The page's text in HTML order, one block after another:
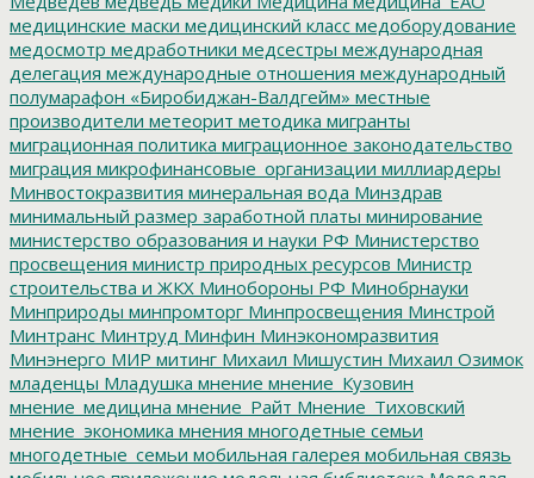
медицинские маски медицинский класс медоборудование
медосмотр медработники медсестры международная
делегация международные отношения международный
полумарафон «Биробиджан-Валдгейм» местные
производители метеорит методика мигранты
миграционная политика миграционное законодательство
миграция микрофинансовые_организации миллиардеры
Минвостокразвития минеральная вода Минздрав
минимальный размер заработной платы минирование
министерство образования и науки РФ Министерство
просвещения министр природных ресурсов Министр
строительства и ЖКХ Минобороны РФ Минобрнауки
Минприроды минпромторг Минпросвещения Минстрой
Минтранс Минтруд Минфин Минэкономразвития
Минэнерго МИР митинг Михаил Мишустин Михаил Озимок
младенцы Младушка мнение мнение_Кузовин
мнение_медицина мнение_Райт Мнение_Тиховский
мнение_экономика мнения многодетные семьи
многодетные_семьи мобильная галерея мобильная связь